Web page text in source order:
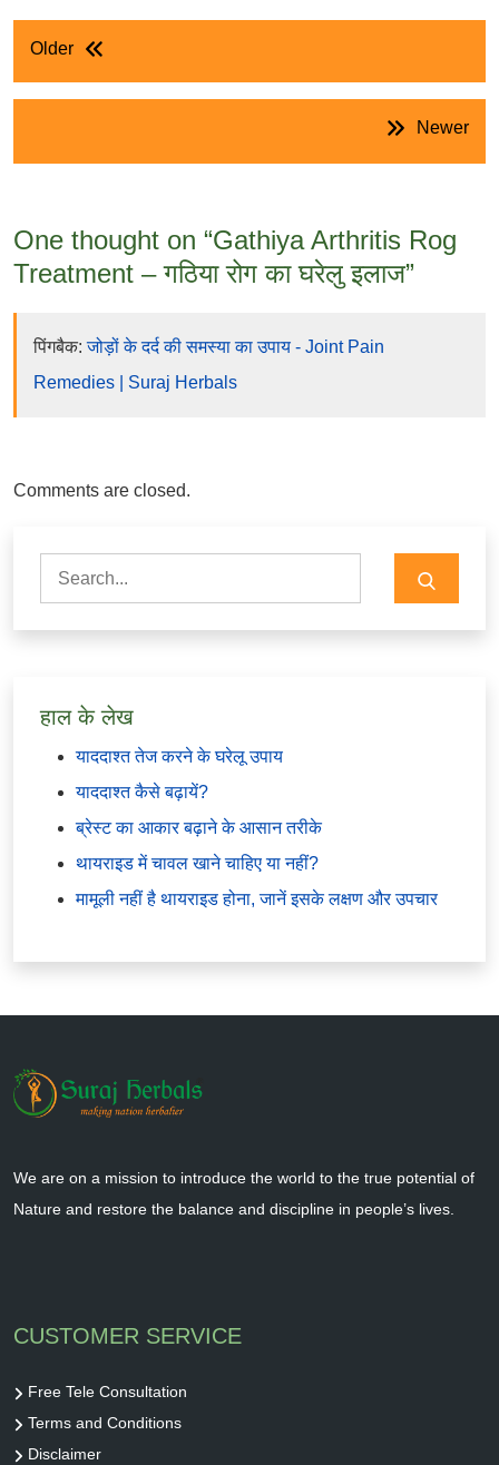
पोस्ट
Older
Newer
One thought on “Gathiya Arthritis Rog
Treatment – गठिया रोग का घरेलु इलाज”
पिंगबैक:जोड़ों के दर्द की समस्या का उपाय - Joint Pain
Remedies | Suraj Herbals
Comments are closed.
Search
for:
हाल के लेख
याददाश्त तेज करने के घरेलू उपाय
याददाश्त कैसे बढ़ायें?
ब्रेस्ट का आकार बढ़ाने के आसान तरीके
थायराइड में चावल खाने चाहिए या नहीं?
मामूली नहीं है थायराइड होना, जानें इसके लक्षण और उपचार
We are on a mission to introduce the world to the true potential of
Nature and restore the balance and discipline in people’s lives.
CUSTOMER SERVICE
Free Tele Consultation
Terms and Conditions
Disclaimer